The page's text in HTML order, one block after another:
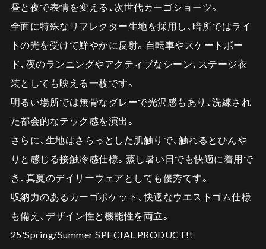
昼と夜で表情を変える、次世代カーゴショーツ。
全面に特殊なリフレクター生地を採用し、暗所ではライ
トの光を受けて鮮やかに反射。自転車やスケートボー
ド、夜のランニングやアクティブなシーン、ステージ衣
装としても映える一枚です。
明るい場所では無骨なグレーで光沢感もあり、洗練され
た都会的なテック感を演出。
さらに、生地はさらっとした肌触りで、触れるとひんや
りと感じる接触冷感仕様。蒸し暑い日でも快適に着用で
き、真夏のデイリーウェアとしても優秀です。
収納力のあるカーゴポケット、快適なウエストゴム仕様
も備え、デザイン性と機能性を両立。
25'Spring/Summer SPECIAL PRODUCT!!